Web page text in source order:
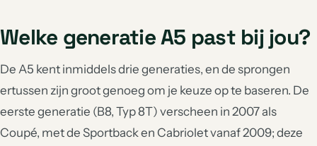
Welke generatie A5 past bij jou?
De A5 kent inmiddels drie generaties, en de sprongen
ertussen zijn groot genoeg om je keuze op te baseren. De
eerste generatie (B8, Typ 8T) verscheen in 2007 als
Coupé, met de Sportback en Cabriolet vanaf 2009; deze